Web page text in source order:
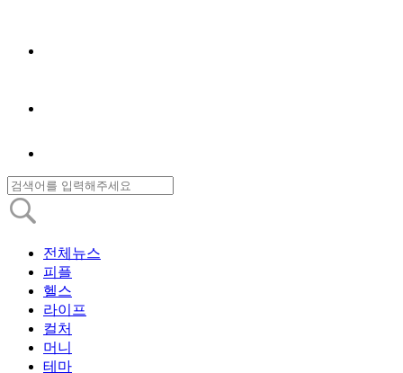
전체뉴스
피플
헬스
라이프
컬처
머니
테마